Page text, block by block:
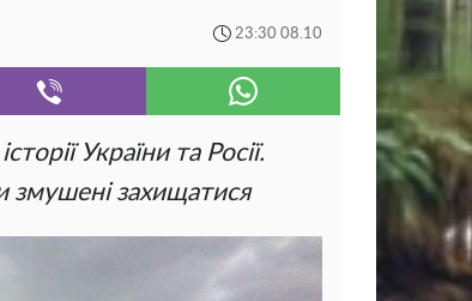
23:30 08.10
України та Росії.
змушені захищатися